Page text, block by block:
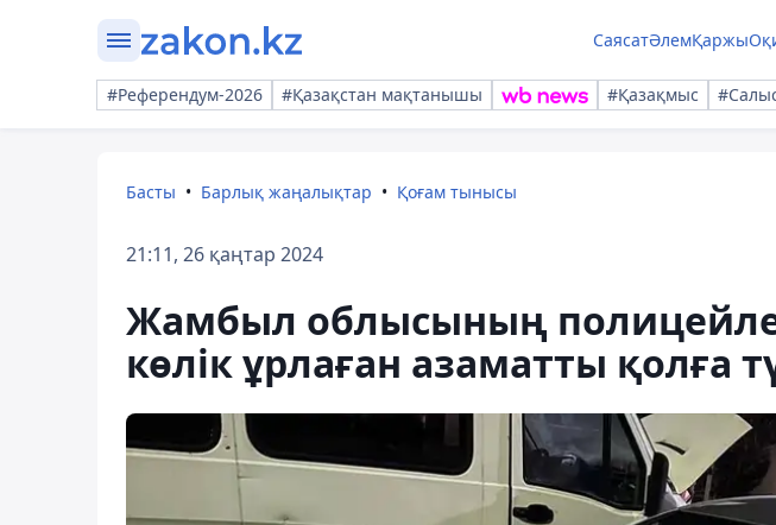
СаясатӘлемҚаржы
#Референдум-2026 #Қазақстан мақтанышы #Қазақмыс
Басты Барлық жаңалықтар Қоғам тынысы
21:11, 26 қаңтар 2024
Жамбыл облысының
көлік ұрлаған азаматты қолға